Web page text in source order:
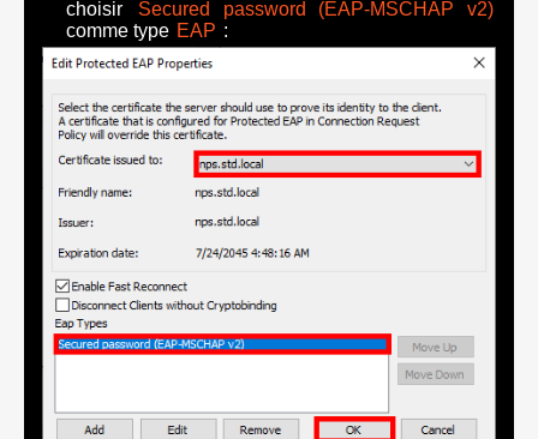
choisir
Secured password (EAP-MSCHAP v2)
comme type EAP :